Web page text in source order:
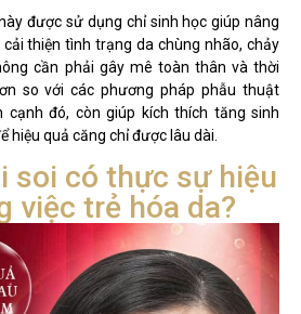
được sử dụng chỉ sinh học giúp nâng
thiện tình trạng da chùng nhão, chảy
cần phải gây mê toàn thân và thời
so với các phương pháp phẫu thuật
cạnh đó, còn giúp kích thích tăng sinh
hiệu quả căng chỉ được lâu dài.
soi có thực sự hiệu
việc trẻ hóa da?